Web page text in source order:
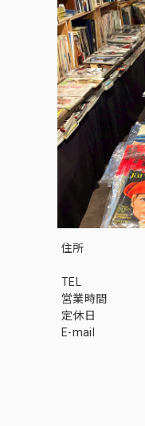
住所
TEL
営業時間
定休日
E-mail